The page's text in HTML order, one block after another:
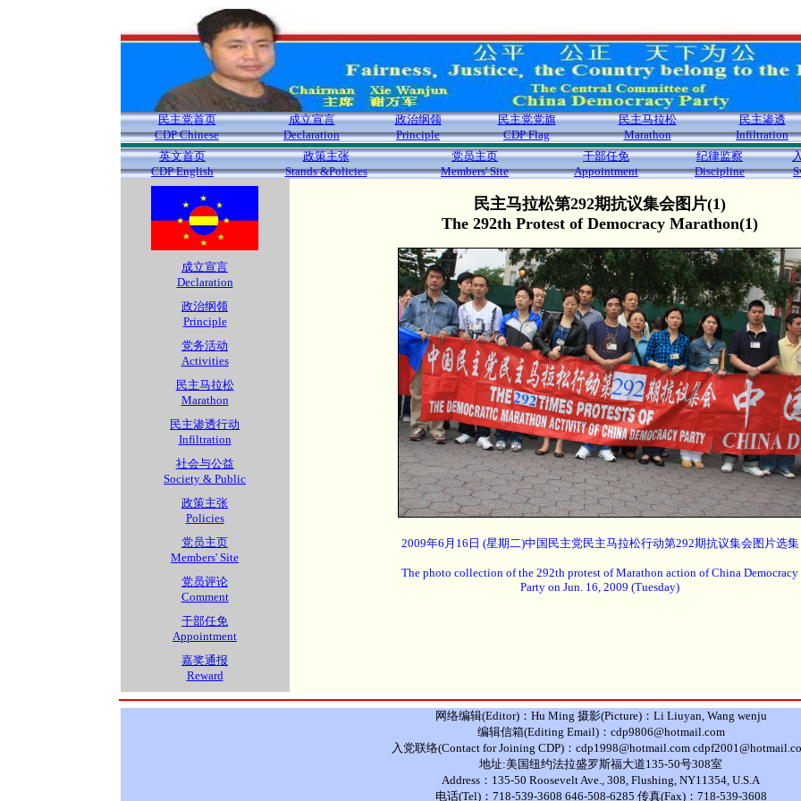
民主党首页
CDP Chinese
成立宣言
Declaration
政治纲领
Principle
民主党党旗
CDP Flag
民主马拉松
Marathon
民主渗透
Infiltration
英文首页
CDP English
政策主张
Stands &Policies
党员主页
Members' Site
干部任免
Appointment
纪律监察
Discipline
成立宣言
Declaration
政治纲领
Principle
党务活动
Activities
民主马拉松
Marathon
民主渗透行动
Infiltration
社会与公益
Society & Public
政策主张
Policies
党员主页
Members' Site
党员评论
Comment
干部任免
Appointment
嘉奖通报
Reward
民主马拉松第292期抗议集会图片(1)
The 292th Protest of Democracy Marathon(1)
2009年6月16日 (星期二)中国民主党民主马拉松行动第292期抗议集会图片选集
The photo collection of the 292th protest of Marathon action of China Democracy
Party on Jun. 16, 2009 (Tuesday)
网络编辑(Editor)：Hu Ming 摄影(Picture)：Li Liuyan, Wang wenju
编辑信箱(Editing Email)：cdp9806@hotmail.com
入党联络(Contact for Joining CDP)：cdp1998@hotmail.com
地址:美国纽约法拉盛罗斯福大道135-50号308室
Address：135-50 Roosevelt Ave., 308, Flushing, NY11354, U.S.A
电话(Tel)：718-539-3608 646-508-6285 传真(Fax)：718-539-3608